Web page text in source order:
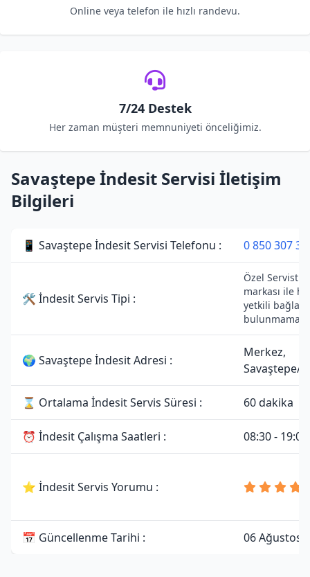
Online veya telefon ile hızlı randevu.
7/24 Destek
Her zaman müşteri memnuniyeti önceliğimiz.
Savaştepe İndesit Servisi İletişim
Bilgileri
📱 Savaştepe İndesit Servisi Telefonu : 0 850 307
🛠 İndesit Servis Tipi :
Özel
markası ile
yetkili
🌍 Savaştepe İndesit Adresi :
Merkez,
Savaştepe/
⌛ Ortalama İndesit Servis Süresi : 60 dakika
⏰ İndesit Çalışma Saatleri : 08:30 - 19:00
⭐ İndesit Servis Yorumu :
📅 Güncellenme Tarihi : 06 Ağustos